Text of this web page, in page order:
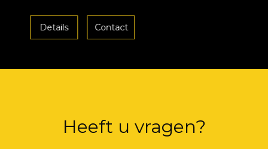
Details Contact
Heeft u vragen?